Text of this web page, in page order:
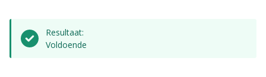
Resultaat:
Voldoende